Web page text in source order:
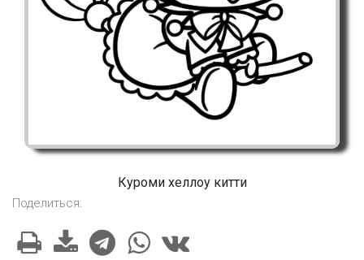
Куроми хеллоу китти
Поделиться: